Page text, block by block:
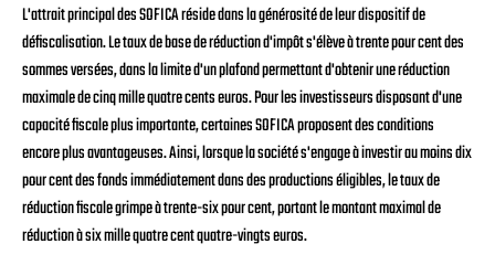
L'attrait principal des SOFICA réside dans la générosité de leur dispositif de
défiscalisation. Le taux de base de réduction d'impôt s'élève à trente pour cent des
sommes versées, dans la limite d'un plafond permettant d'obtenir une réduction
maximale de cinq mille quatre cents euros. Pour les investisseurs disposant d'une
capacité fiscale plus importante, certaines SOFICA proposent des conditions
encore plus avantageuses. Ainsi, lorsque la société s'engage à investir au moins dix
pour cent des fonds immédiatement dans des productions éligibles, le taux de
réduction fiscale grimpe à trente-six pour cent, portant le montant maximal de
réduction à six mille quatre cent quatre-vingts euros.